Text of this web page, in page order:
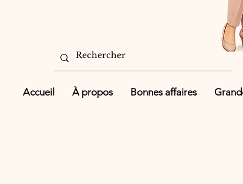
Accueil À propos Bonnes affaires